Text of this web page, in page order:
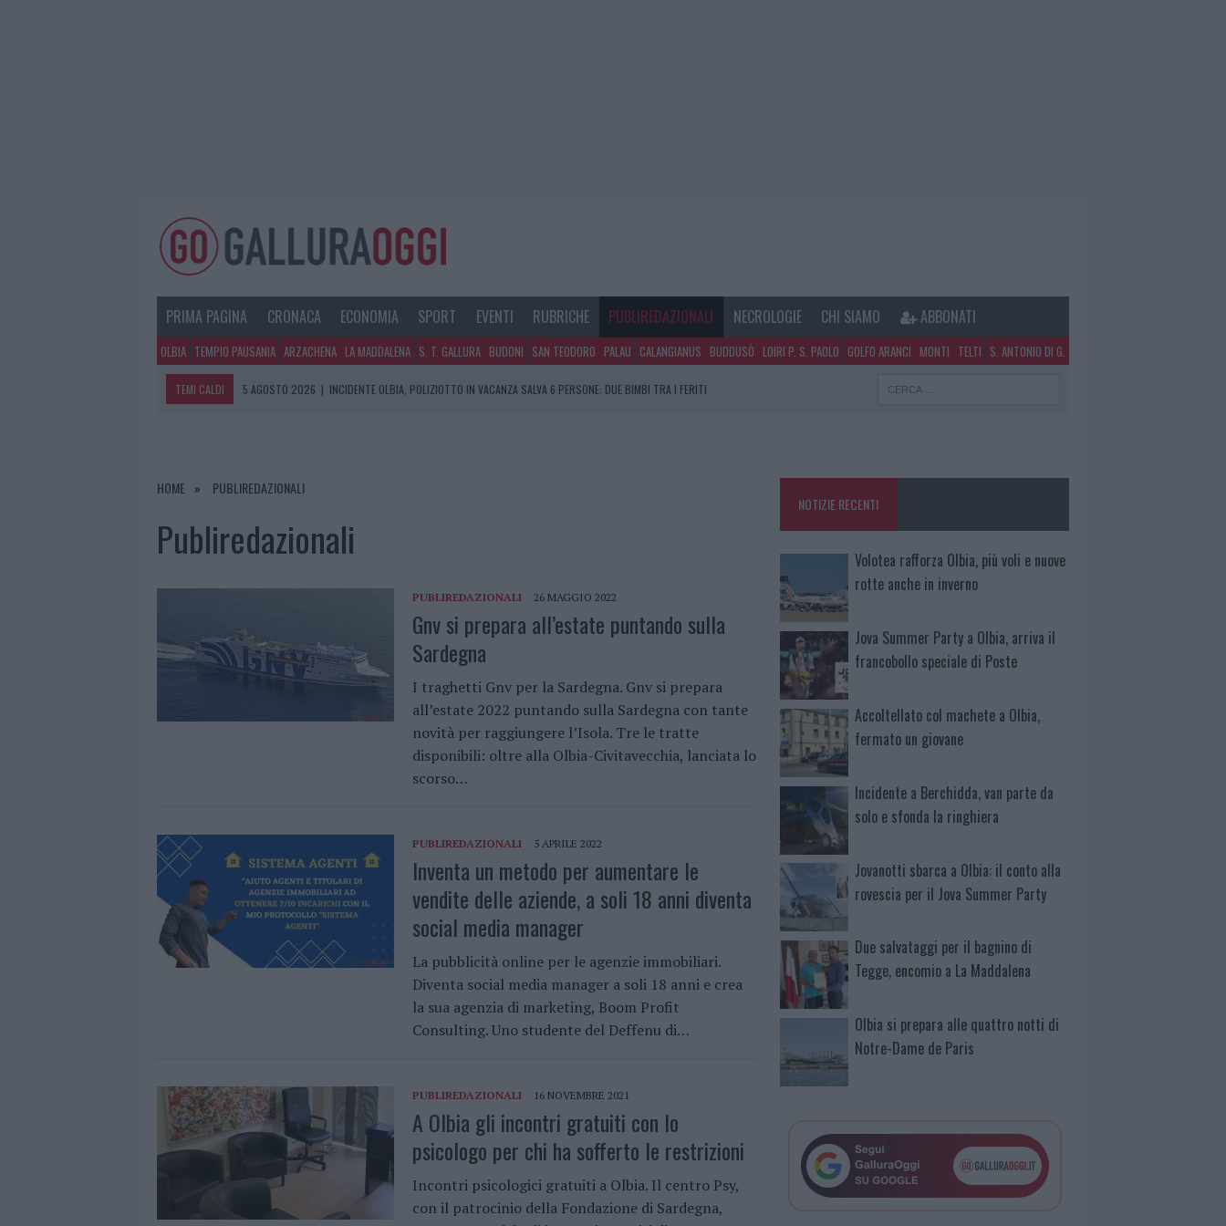
PRIMA PAGINA CRONACA ECONOMIA SPORT EVENTI RUBRICHE PUBLIREDAZIONALI NECROLOGIE CHI SIAMO ABBONATI
OLBIA TEMPIO PAUSANIA ARZACHENA LA MADDALENA S. T. GALLURA BUDONI SAN TEODORO PALAU CALANGIANUS BUDDUSÒ LOIRI P. S. PAOLO GOLFO ARANCI MONTI TELTI S. ANTONIO DI G.
TEMI CALDI 5 AGOSTO 2026 | INCIDENTE OLBIA, POLIZIOTTO IN VACANZA SALVA 6 PERSONE: DUE BIMBI TRA I FERITI
5 AGOSTO 2026 | TURISTE SI PERDONO A TAVOLARA: SALVATE DAI VIGILI DEL FUOCO
HOME PUBLIREDAZIONALI
Publiredazionali
PUBLIREDAZIONALI 26 MAGGIO 2022
Gnv si prepara all’estate puntando sulla
Sardegna
I traghetti Gnv per la Sardegna. Gnv si prepara
all’estate 2022 puntando sulla Sardegna con tante
novità per raggiungere l’Isola. Tre le tratte
disponibili: oltre alla Olbia-Civitavecchia, lanciata lo
scorso…
PUBLIREDAZIONALI 5 APRILE 2022
Inventa un metodo per aumentare le
vendite delle aziende, a soli 18 anni diventa
social media manager
La pubblicità online per le agenzie immobiliari.
Diventa social media manager a soli 18 anni e crea
la sua agenzia di marketing, Boom Profit
Consulting. Uno studente del Deffenu di…
PUBLIREDAZIONALI 16 NOVEMBRE 2021
A Olbia gli incontri gratuiti con lo
psicologo per chi ha sofferto le restrizioni
Incontri psicologici gratuiti a Olbia. Il centro Psy,
con il patrocinio della Fondazione di Sardegna,
NOTIZIE RECENTI
Volotea rafforza Olbia, più voli e nuove
rotte anche in inverno
Jova Summer Party a Olbia, arriva il
francobollo speciale di Poste
Accoltellato col machete a Olbia,
fermato un giovane
Incidente a Berchidda, van parte da
solo e sfonda la ringhiera
Jovanotti sbarca a Olbia: il conto alla
rovescia per il Jova Summer Party
Due salvataggi per il bagnino di
Tegge, encomio a La Maddalena
Olbia si prepara alle quattro notti di
Notre-Dame de Paris